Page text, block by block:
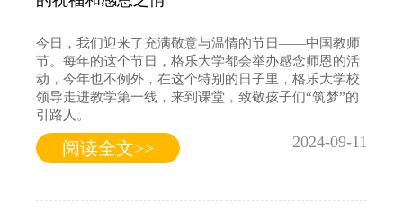
今日，我们迎来了充满敬意与温情的节日——中国教师
节。每年的这个节日，格乐大学都会举办感念师恩的活
动，今年也不例外，在这个特别的日子里，格乐大学校
领导走进教学第一线，来到课堂，致敬孩子们“筑梦”的
引路人。
阅读全文>> 2024-09-11